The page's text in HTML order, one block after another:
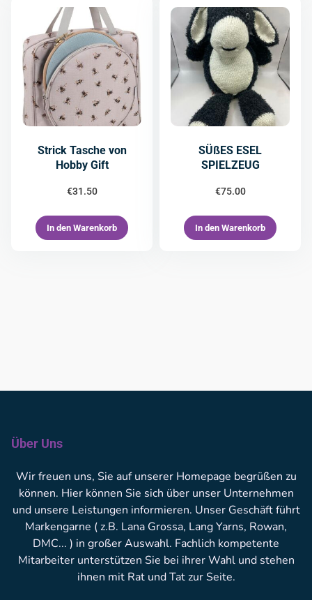
Strick Tasche von
Hobby Gift
€31.50
In den Warenkorb
SÜßES ESEL
SPIELZEUG
€75.00
In den Warenkorb
Über Uns
Wir freuen uns, Sie auf unserer Homepage begrüßen zu
können. Hier können Sie sich über unser Unternehmen
und unsere Leistungen informieren. Unser Geschäft führt
Markengarne ( z.B. Lana Grossa, Lang Yarns, Rowan,
DMC... ) in großer Auswahl. Fachlich kompetente
Mitarbeiter unterstützen Sie bei ihrer Wahl und stehen
ihnen mit Rat und Tat zur Seite.